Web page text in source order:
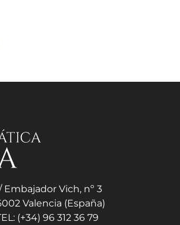
Embajador Vich, nº 3
Valencia (España)
(+34) 96 312 36 79